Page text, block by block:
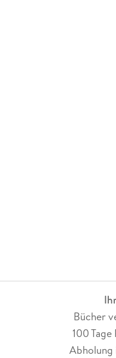
Punkttext setzen . . . 122
Texteffekt und Deckkraft
Eine Vignette hinzufügen
Bücher
100
Abholung